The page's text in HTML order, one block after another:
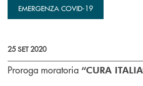
EMERGENZA COVID-19
25 SET 2020
Proroga moratoria “CURA